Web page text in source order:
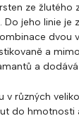
ze žlutého
jeho linie je
dvou
a
a
v různých
do hmotnosti